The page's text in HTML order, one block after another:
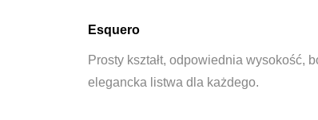
Esquero
Prosty kształt, odpowiednia wysokość,
elegancka listwa dla każdego.